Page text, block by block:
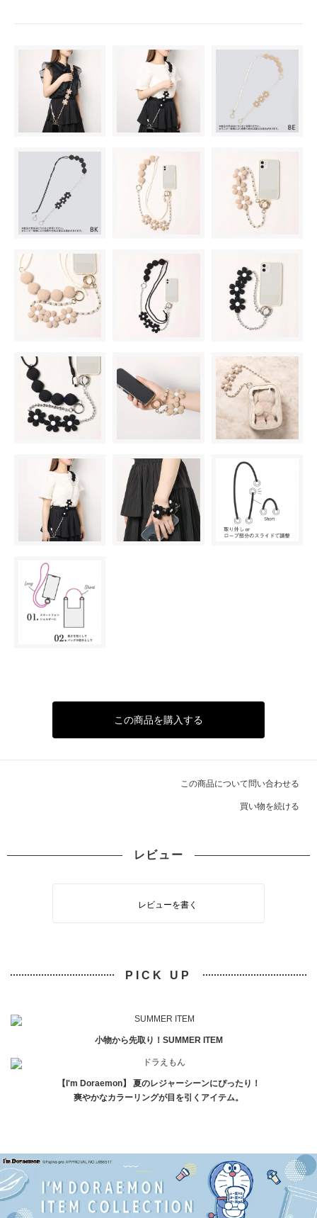
この商品を購入する
この商品について問い合わせる
買い物を続ける
レビュー
レビューを書く
PICK UP
小物から先取り！SUMMER ITEM
【I'm Doraemon】 夏のレジャーシーンにぴったり！
爽やかなカラーリングが目を引くアイテム。